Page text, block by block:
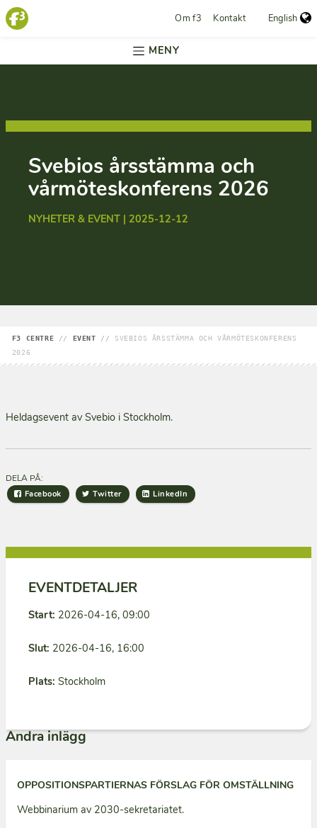
Om f3 Kontakt English
MENY
Svebios årsstämma och
vårmöteskonferens 2026
NYHETER & EVENT | 2025-12-12
F3 CENTRE // EVENT // SVEBIOS ÅRSSTÄMMA OCH VÅRMÖTESKONFERENS
2026
Heldagsevent av Svebio i Stockholm.
DELA PÅ:
Facebook Twitter LinkedIn
EVENTDETALJER
Start: 2026-04-16, 09:00
Slut: 2026-04-16, 16:00
Plats: Stockholm
Andra inlägg
OPPOSITIONSPARTIERNAS FÖRSLAG FÖR OMSTÄLLNING
Webbinarium av 2030-sekretariatet.